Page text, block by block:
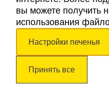
Авторские права © 2026.
вы можете получить
использования
Настройки печенья
Принять все